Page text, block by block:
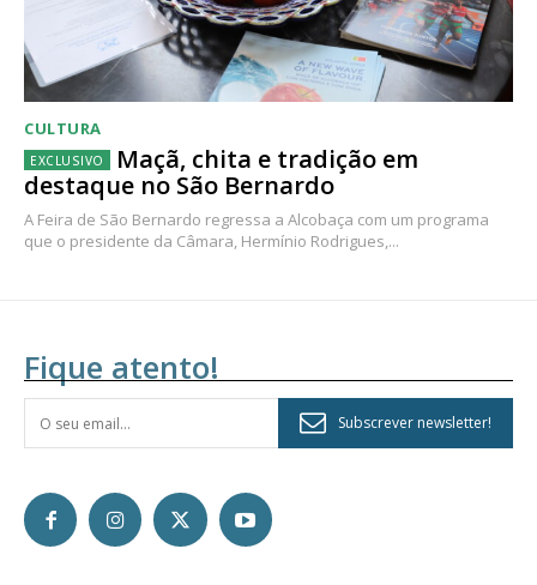
CULTURA
Maçã, chita e tradição em
destaque no São Bernardo
A Feira de São Bernardo regressa a Alcobaça com um programa
que o presidente da Câmara, Hermínio Rodrigues,...
Fique atento!
Subscrever newsletter!